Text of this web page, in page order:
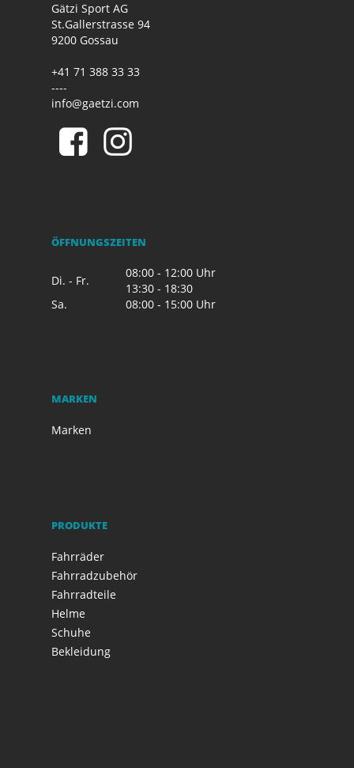
Gätzi Sport AG
St.Gallerstrasse 94
9200 Gossau
+41 71 388 33 33
----
info@gaetzi.com
ÖFFNUNGSZEITEN
Di. - Fr.
08:00 - 12:00 Uhr
13:30 - 18:30
Sa.
08:00 - 15:00 Uhr
MARKEN
Marken
PRODUKTE
Fahrräder
Fahrradzubehör
Fahrradteile
Helme
Schuhe
Bekleidung